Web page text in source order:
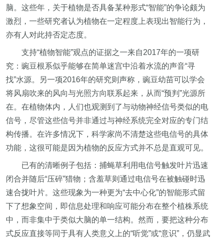
脑。这些年，关于植物是否具备某种形式“智能”的争论颇为
激烈，一些研究者认为植物在一定程度上表现出智能行为，
亦有人对此持否定态度。
支持“植物智能”观点的证据之一来自2017年的一项研
究：豌豆根系似乎能够在简单迷宫中沿着水流的声音“寻
找”水源。另一项2016年的研究则声称，豌豆幼苗可以学会
将风扇吹来的风向与光照方向联系起来，从而“预判”光源所
在。在植物体内，人们也观测到了与动物神经信号类似的电
信号，尽管这些信号并非通过与神经系统完全对应的专门结
构传播。在许多情况下，科学家尚不清楚这些电信号的具体
功能，这很可能是因为植物的反应方式并不总是直观可见。
已有的清晰例子包括：捕蝇草利用电信号触发叶片迅速
闭合并随后“压碎”猎物；含羞草则通过电信号在被触碰时迅
速合拢叶片。这些现象为一种更为“去中心化”的智能形式留
下了想象空间，即信息处理和响应可能分布在整个植株系统
中，而非集中于类似大脑的单一结构。然而，要把这种分布
式反应直接等同于具有人类意义上的“听觉”或“意识”，仍显武